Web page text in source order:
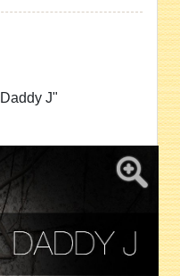
Daddy J"